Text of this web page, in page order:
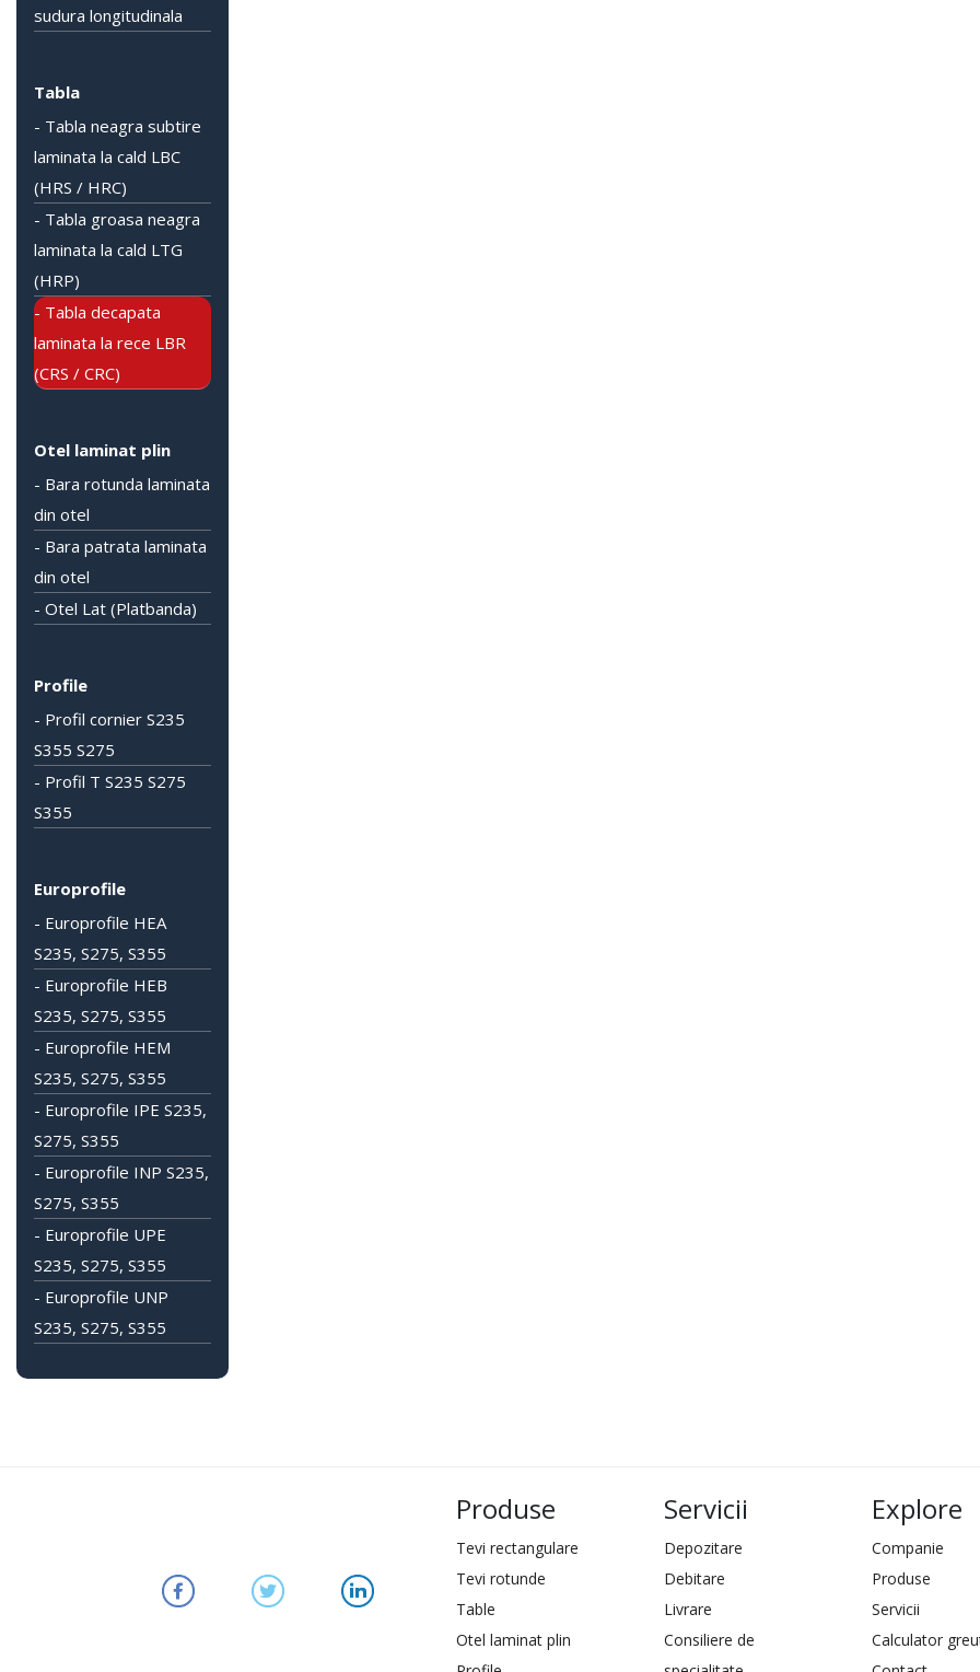
sudura longitudinala
Tabla
- Tabla neagra subtire
laminata la cald LBC
(HRS / HRC)
- Tabla groasa neagra
laminata la cald LTG
(HRP)
- Tabla decapata
laminata la rece LBR
(CRS / CRC)
Otel laminat plin
- Bara rotunda laminata
din otel
- Bara patrata laminata
din otel
- Otel Lat (Platbanda)
Profile
- Profil cornier S235
S355 S275
- Profil T S235 S275
S355
Europrofile
- Europrofile HEA
S235, S275, S355
- Europrofile HEB
S235, S275, S355
- Europrofile HEM
S235, S275, S355
- Europrofile IPE S235,
S275, S355
- Europrofile INP S235,
S275, S355
- Europrofile UPE
S235, S275, S355
- Europrofile UNP
S235, S275, S355
Produse
Tevi rectangulare
Tevi rotunde
Table
Otel laminat plin
Servicii
Depozitare
Debitare
Livrare
Consiliere de
Explore
Companie
Produse
Servicii
Calculator